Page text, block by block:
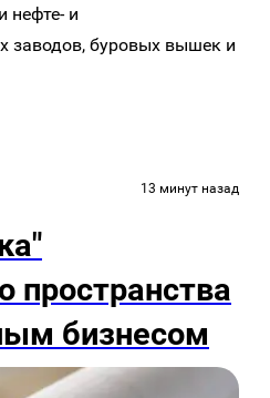
нефте- и
заводов, буровых вышек и
13 минут назад
пространства
бизнесом